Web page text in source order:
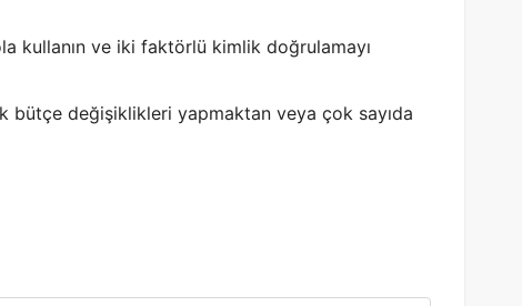
kullanın ve iki faktörlü kimlik doğrulamayı
bütçe değişiklikleri yapmaktan veya çok sayıda